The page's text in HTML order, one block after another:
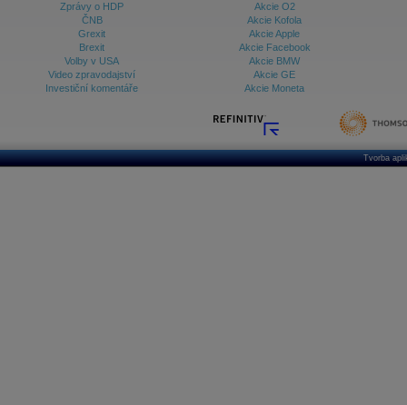
Zprávy o HDP
ČNB
Grexit
Brexit
Volby v USA
Video zpravodajství
Investiční komentáře
Akcie O2
Akcie Kofola
Akcie Apple
Akcie Facebook
Akcie BMW
Akcie GE
Akcie Moneta
Tvorba